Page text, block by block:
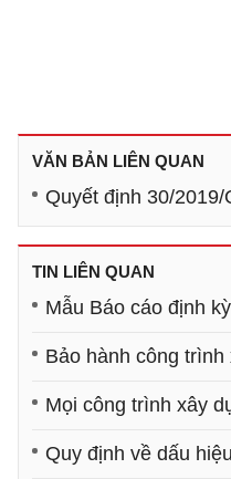
VĂN BẢN LIÊN QUAN
Quyết định 30/
TIN LIÊN QUAN
Mẫu Báo cáo định
Bảo hành công
Mọi công trình xây
Quy định về dấu